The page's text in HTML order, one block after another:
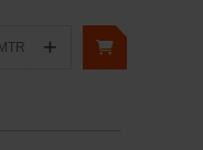
MTR +